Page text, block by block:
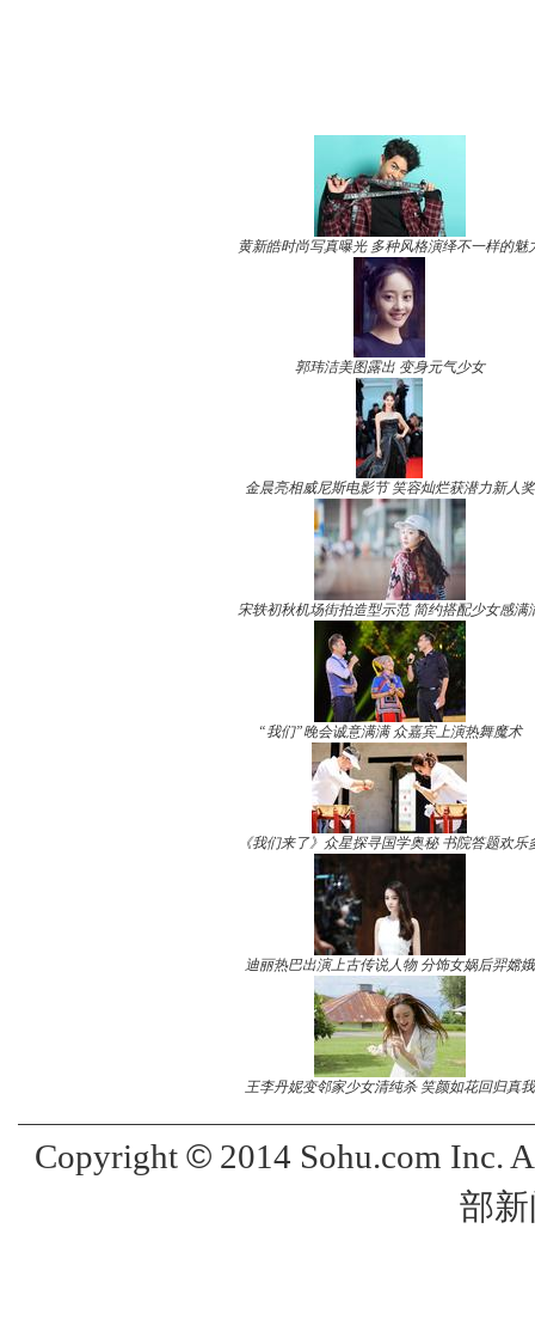
黄新皓时尚写真曝光 多种风格演绎不一样的魅
郭玮洁美图露出 变身元气少女
金晨亮相威尼斯电影节 笑容灿烂获潜力新人奖
宋轶初秋机场街拍造型示范 简约搭配少女感满
“我们”晚会诚意满满 众嘉宾上演热舞魔术
《我们来了》众星探寻国学奥秘 书院答题欢乐
迪丽热巴出演上古传说人物 分饰女娲后羿嫦娥
王李丹妮变邻家少女清纯杀 笑颜如花回归真我
Copyright ©2014 Sohu.com Inc.
部